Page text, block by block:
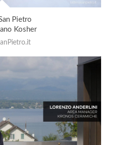
Pietro
Kosher